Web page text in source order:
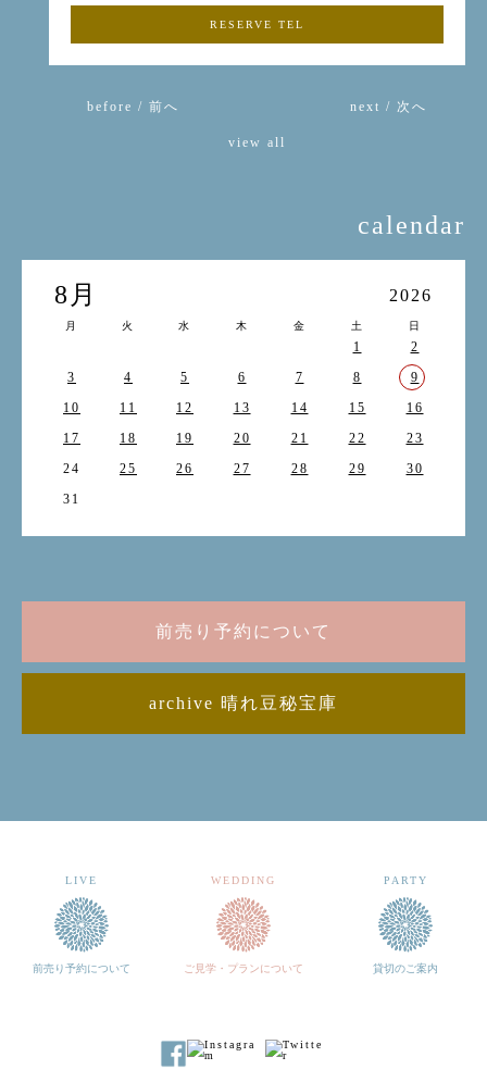
RESERVE TEL
before / 前へ next / 次へ
view all
calendar
8月 2026
月 火 水 木 金 土 日
1
2
3
4 5 6 7 8
9
10
11 12 13 14 15
16
17
18 19 20 21 22
23
24
25 26 27 28 29
30
31
前売り予約について
archive 晴れ豆秘宝庫
LIVE
前売り予約について
WEDDING
ご見学・プランについて
PARTY
貸切のご案内